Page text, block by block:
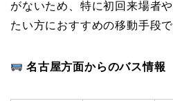
がないため、特に初回来場者
たい方におすすめの移動手段で
名古屋方面からのバス情報